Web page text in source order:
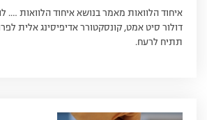
איחוד הלוואות מאמר בנושא איחוד הלוואות ….
דולור סיט אמט, קונסקטורר אדיפיסינג אלית
תתיח לרעח.